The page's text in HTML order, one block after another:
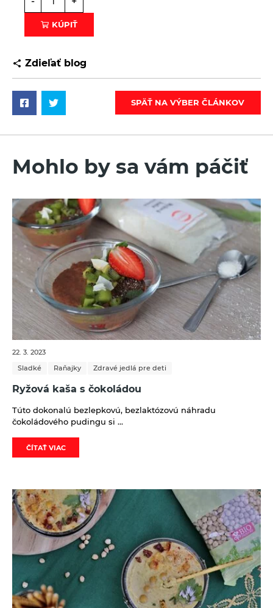
KÚPIŤ
Zdieľať blog
SPÄŤ NA VÝBER ČLÁNKOV
Mohlo by sa vám páčiť
22. 3. 2023
Sladké
Raňajky Zdravé jedlá pre deti
Ryžová kaša s čokoládou
Túto dokonalú bezlepkovú, bezlaktózovú náhradu
čokoládového pudingu si ...
ČÍTAŤ VIAC